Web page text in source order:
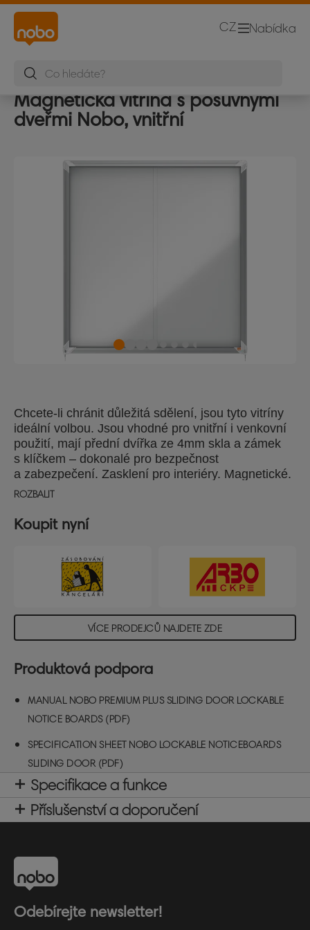
Nabídka
CZ
Magnetická vitrína s posuvnými
dveřmi Nobo, vnitřní
Chcete-li chránit důležitá sdělení, jsou tyto vitríny
ideální volbou. Jsou vhodné pro vnitřní i venkovní
použití, mají přední dvířka ze 4mm skla a zámek
s klíčkem – dokonalé pro bezpečnost
a zabezpečení. Zasklení pro interiéry. Magnetické.
12 × A4.
ROZBALIT
Koupit nyní
VÍCE PRODEJCŮ NAJDETE ZDE
Produktová podpora
MANUAL NOBO PREMIUM PLUS SLIDING DOOR LOCKABLE
NOTICE BOARDS (PDF)
SPECIFICATION SHEET NOBO LOCKABLE NOTICEBOARDS
SLIDING DOOR (PDF)
Specifikace a funkce
Příslušenství a doporučení
Odebírejte newsletter!